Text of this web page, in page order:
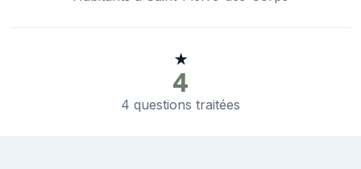
★
4
4 questions traitées